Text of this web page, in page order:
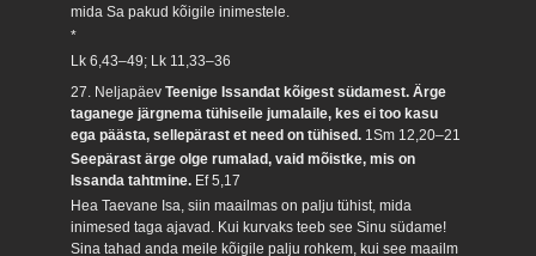
mida Sa pakud kõigile inimestele.
*
Lk 6,43–49; Lk 11,33–36
27. NeljapäevTeenige Issandat kõigest südamest. Ärge
taganege järgnema tühiseile jumalaile, kes ei too kasu
ega päästa, sellepärast et need on tühised. 1Sm 12,20–21
Seepärast ärge olge rumalad, vaid mõistke, mis on
Issanda tahtmine. Ef 5,17
Hea Taevane Isa, siin maailmas on palju tühist, mida
inimesed taga ajavad. Kui kurvaks teeb see Sinu südame!
Sina tahad anda meile kõigile palju rohkem, kui see maailm